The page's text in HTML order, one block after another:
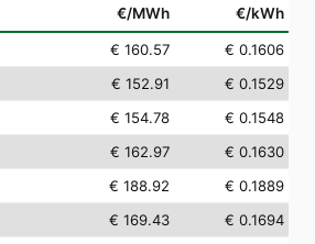
€/MWh €/kWh
€ 160.57
€ 0.1606
€ 152.91
€ 0.1529
€ 154.78
€ 0.1548
€ 162.97
€ 0.1630
€ 188.92
€ 0.1889
€ 169.43
€ 0.1694